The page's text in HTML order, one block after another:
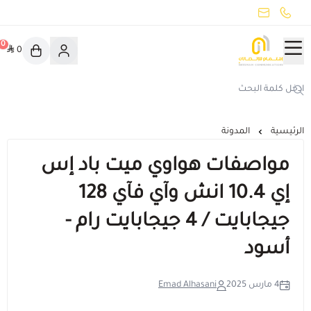
اهتمام
0
0
هواوي بورا 90 اس برو ماكس
ايفون 17
صناع المحتوى
عرض الكل
مبخرة ذكية
الرئيسية المدونة
مواصفات هواوي ميت باد إس
إي 10.4 انش وآي فآي 128
جيجابايت / 4 جيجابايت رام -
أسود
4 مارس 2025 Emad Alhasani